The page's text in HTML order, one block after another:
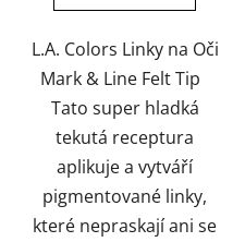
5
hvězdiček.
L.A. Colors Linky na Oči
Mark & Line Felt Tip
Tato super hladká
tekutá receptura
aplikuje a vytváří
pigmentované linky,
které nepraskají ani se